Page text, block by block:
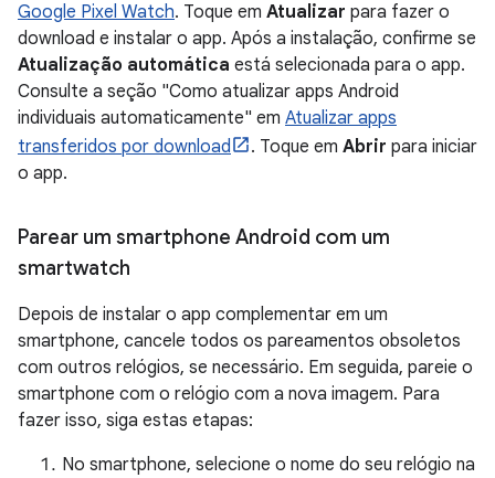
Google Pixel Watch. Toque em Atualizar para fazer o
download e instalar o app. Após a instalação, confirme se
Atualização automática está selecionada para o app.
Consulte a seção "Como atualizar apps Android
individuais automaticamente" em Atualizar apps
transferidos por download
. Toque em Abrir para iniciar
o app.
Parear um smartphone Android com um
smartwatch
Depois de instalar o app complementar em um
smartphone, cancele todos os pareamentos obsoletos
com outros relógios, se necessário. Em seguida, pareie o
smartphone com o relógio com a nova imagem. Para
fazer isso, siga estas etapas:
No smartphone, selecione o nome do seu relógio na